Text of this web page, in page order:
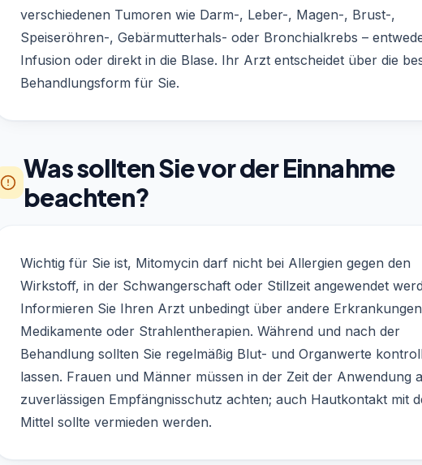
verschiedenen Tumoren wie Darm-, Leber-, Magen-, Brust-,
Speiseröhren-, Gebärmutterhals- oder Bronchialkrebs –
Infusion oder direkt in die Blase. Ihr Arzt entscheidet über die
Behandlungsform für Sie.
Was sollten Sie vor der Einnahme
beachten?
Wichtig für Sie ist, Mitomycin darf nicht bei Allergien gegen den
Wirkstoff, in der Schwangerschaft oder Stillzeit angewendet
Informieren Sie Ihren Arzt unbedingt über andere
Medikamente oder Strahlentherapien. Während und nach der
Behandlung sollten Sie regelmäßig Blut- und Organwerte
lassen. Frauen und Männer müssen in der Zeit der Anwendung
zuverlässigen Empfängnisschutz achten; auch Hautkontakt mit
Mittel sollte vermieden werden.